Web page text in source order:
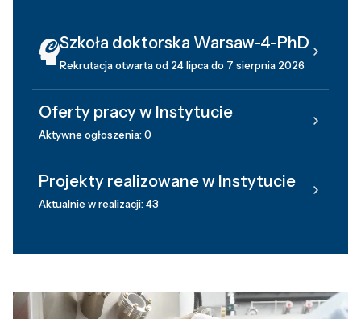
Szkoła doktorska Warsaw-4-PhD
Rekrutacja otwarta od 24 lipca do 7 sierpnia 2026
Oferty pracy w Instytucie
Aktywne ogłoszenia: 0
Projekty realizowane w Instytucie
Aktualnie w realizacji: 43